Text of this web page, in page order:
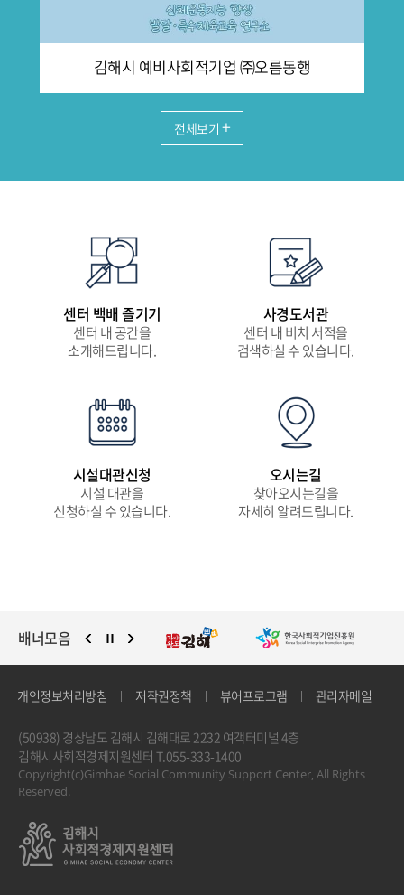
제2회 사회적경제 체험행사
사회적경제기업 AI 프롬프트
및 숏폼 제작 심화 특강(7/6)
2026년 사회적경제 청년인턴
2026.07.08
김해시 예비사회적기업 ㈜오름동행
전체보기
센터 백배 즐기기
센터 내 공간을
소개해드립니다.
사경도서관
센터 내 비치 서적을
검색하실 수 있습니다.
시설대관신청
시설 대관을
신청하실 수 있습니다.
오시는길
찾아오시는길을
자세히 알려드립니다.
배너모음
개인정보처리방침 저작권정책 뷰어프로그램 관리자메일
(50938) 경상남도 김해시 김해대로 2232 여객터미널 4층
김해시사회적경제지원센터 T.055-333-1400
Copyright(c)Gimhae Social Community Support Center, All Rights
Reserved.